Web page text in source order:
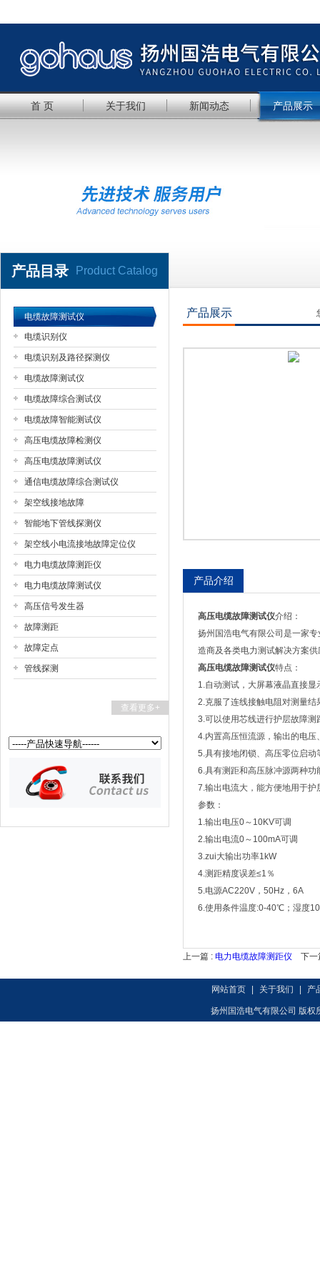
扬州国浩电气有限公司
首 页 关于我们 新闻动态 产品展示
产品目录 Product Catalog
电缆故障测试仪
电缆识别仪
电缆识别及路径探测仪
电缆故障测试仪
电缆故障综合测试仪
电缆故障智能测试仪
高压电缆故障检测仪
高压电缆故障测试仪
通信电缆故障综合测试仪
架空线接地故障
智能地下管线探测仪
架空线小电流接地故障定位仪
电力电缆故障测距仪
电力电缆故障测试仪
高压信号发生器
故障测距
故障定点
管线探测
查看更多+
产品展示
产品介绍
高压电缆故障测试仪介绍：
扬州国浩电气有限公司是一家
造商及各类电力测试解决方案
高压电缆故障测试仪特点：
1.自动测试，大屏幕液晶直接
2.克服了连线接触电阻对测量
3.可以使用芯线进行护层故障
4.内置高压恒流源，输出的电
5.具有接地闭锁、高压零位启
6.具有测距和高压脉冲源两种
7.输出电流大，能方便地用于
参数：
1.输出电压0～10KV可调
2.输出电流0～100mA可调
3.zui大输出功率1kW
4.测距精度误差≤1％
5.电源AC220V，50Hz，6A
6.使用条件温度:0-40℃；湿度
上一篇 : 电力电缆故障测距仪 下
网站首页 关于我们 产
扬州国浩电气有限公司 版权